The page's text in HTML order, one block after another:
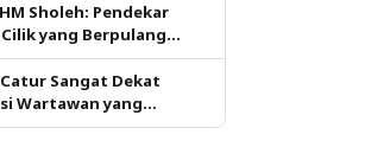
Sholeh: Pendekar
yang Berpulang
Sangat Dekat
Wartawan yang
Kritis